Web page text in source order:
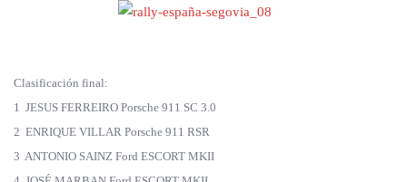
Clasificación final:
1 JESUS FERREIRO Porsche 911 SC 3.0
2 ENRIQUE VILLAR Porsche 911 RSR
3 ANTONIO SAINZ Ford ESCORT MKII